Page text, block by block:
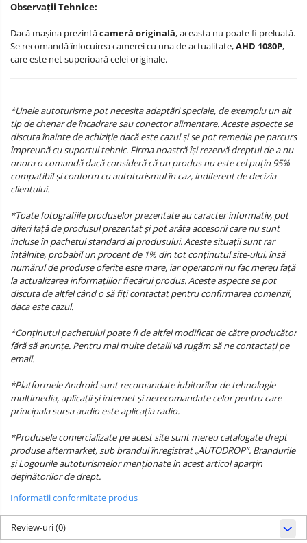
Observații Tehnice:
Dacă mașina prezintăcameră originală, aceasta nu poate fi preluată.
Se recomandă înlocuirea camerei cu una de actualitate,AHD 1080P,
care este net superioară celei originale.
*Unele autoturisme pot necesita adaptări speciale, de exemplu un alt
tip de chenar de încadrare sau conector alimentare. Aceste aspecte se
discuta înainte de achiziție dacă este cazul și se pot remedia pe parcurs
împreună cu suportul tehnic. Firma noastră își rezervă dreptul de a nu
onora o comandă dacă consideră că un produs nu este cel puțin 95%
compatibil și conform cu autoturismul în caz, indiferent de decizia
clientului.
*Toate fotografiile produselor prezentate au caracter informativ, pot
diferi față de produsul prezentat și pot arăta accesorii care nu sunt
incluse în pachetul standard al produsului. Aceste situații sunt rar
întâlnite, probabil un procent de 1% din tot conținutul site-ului, însă
numărul de produse oferite este mare, iar operatorii nu fac mereu față
la actualizarea informațiilor fiecărui produs. Aceste aspecte se pot
discuta de altfel când o să fiți contactat pentru confirmarea comenzii,
daca este cazul.
*Conținutul pachetului poate fi de altfel modificat de către producător
fără să anunțe. Pentru mai multe detalii vă rugăm să ne contactați pe
email.
*Platformele Android sunt recomandate iubitorilor de tehnologie
multimedia, aplicații și internet și nerecomandate celor pentru care
principala sursa audio este aplicația radio.
*Produsele comercializate pe acest site sunt mereu catalogate drept
produse aftermarket, sub brandul înregistrat „AUTODROP”. Brandurile
și Logourile autoturismelor menționate în acest articol aparțin
deținătorilor de drept.
Informatii conformitate produs
Review-uri(0)